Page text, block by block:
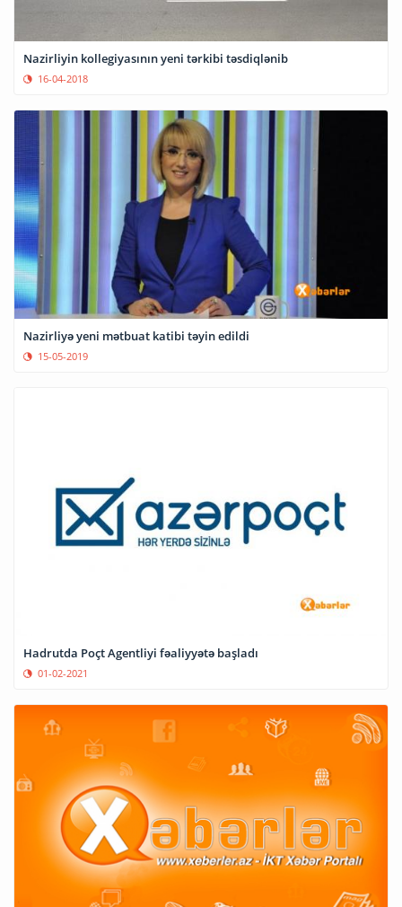
Nazirliyin kollegiyasının yeni tərkibi təsdiqlənib
16-04-2018
Nazirliyə yeni mətbuat katibi təyin edildi
15-05-2019
Hadrutda Poçt Agentliyi fəaliyyətə başladı
01-02-2021